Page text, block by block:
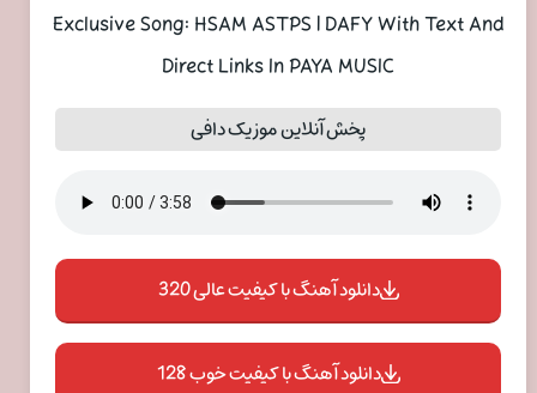
Exclusive Song: HSAM ASTPS | DAFY With Text And
Direct Links In PAYA MUSIC
پخش آنلاین موزیک دافی
دانلود آهنگ با کیفیت عالی 320
دانلود آهنگ با کیفیت خوب 128